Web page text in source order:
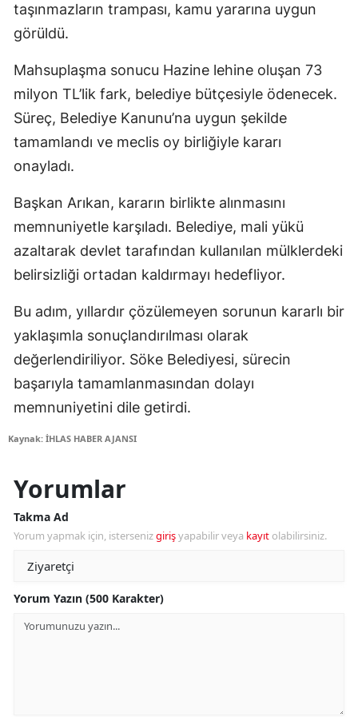
taşınmazların trampası, kamu yararına uygun
görüldü.
Mahsuplaşma sonucu Hazine lehine oluşan 73
milyon TL’lik fark, belediye bütçesiyle ödenecek.
Süreç, Belediye Kanunu’na uygun şekilde
tamamlandı ve meclis oy birliğiyle kararı
onayladı.
Başkan Arıkan, kararın birlikte alınmasını
memnuniyetle karşıladı. Belediye, mali yükü
azaltarak devlet tarafından kullanılan mülklerdeki
belirsizliği ortadan kaldırmayı hedefliyor.
Bu adım, yıllardır çözülemeyen sorunun kararlı bir
yaklaşımla sonuçlandırılması olarak
değerlendiriliyor. Söke Belediyesi, sürecin
başarıyla tamamlanmasından dolayı
memnuniyetini dile getirdi.
Kaynak: İHLAS HABER AJANSI
Yorumlar
Takma Ad
Yorum yapmak için, istersenizgirişyapabilir veya kayıt olabilirsiniz.
Yorum Yazın (500 Karakter)